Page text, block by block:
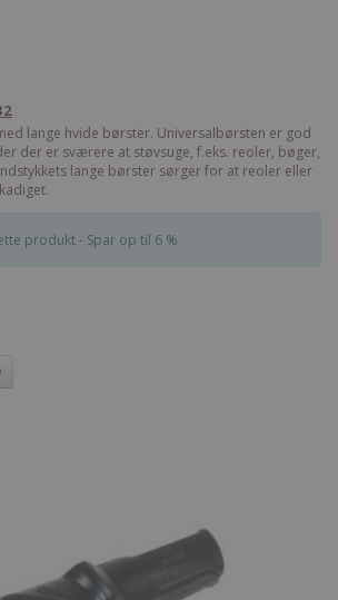
lange hvide børster. Universalbørsten er god
der er sværere at støvsuge, f.eks. reoler, bøger,
lange børster sørger for at reoler eller
produkt - Spar op til 6 %